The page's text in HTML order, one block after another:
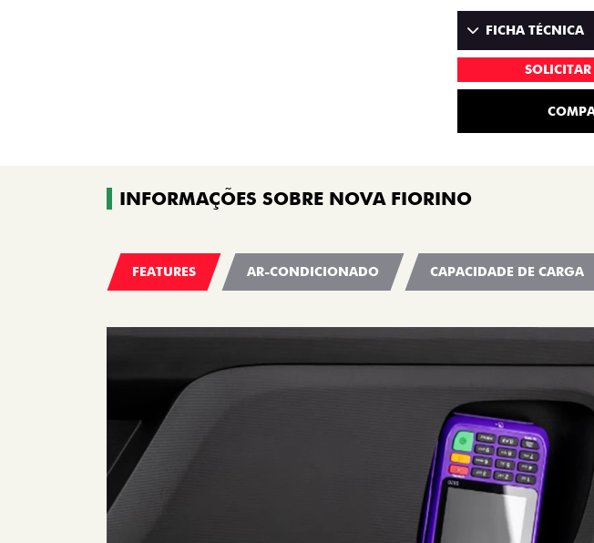
FICHA TÉCNICA
INFORMAÇÕES SOBRE NOVA FIORINO
FEATURES AR-CONDICIONADO CAPACIDADE DE CARGA